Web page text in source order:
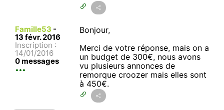
Famille53 -
13 févr. 2016
Inscription :
14/01/2016
0 messages
Bonjour,
Merci de votre réponse, mais on a
un budget de 300€, nous avons
vu plusieurs annonces de
remorque croozer mais elles sont
à 450€.